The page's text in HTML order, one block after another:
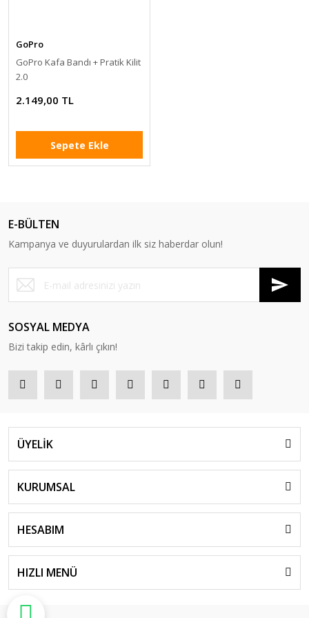
GoPro
GoPro Kafa Bandı + Pratik Kilit
2.0
2.149,00 TL
Sepete Ekle
E-BÜLTEN
Kampanya ve duyurulardan ilk siz haberdar olun!
SOSYAL MEDYA
Bizi takip edin, kârlı çıkın!
ÜYELİK
KURUMSAL
HESABIM
HIZLI MENÜ